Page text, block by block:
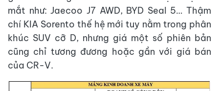
mắt như: Jaecoo J7 AWD, BYD Seal 5… Thậm
chí KIA Sorento thế hệ mới tuy nằm trong phân
khúc SUV cỡ D, nhưng giá một số phiên bản
cũng chỉ tương đương hoặc gần với giá bán
của CR-V.